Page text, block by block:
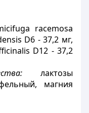
racemosa
D6 - 37,2 мг,
D12 - 37,2
лактозы
магния